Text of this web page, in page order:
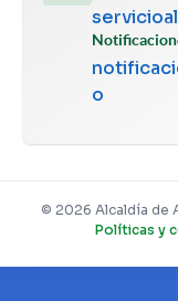
o
© 2026 Alcaldía de
Políticas y